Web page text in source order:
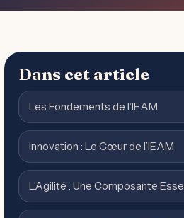
Dans cet article
Les Fondements de l’IEAM
Innovation : Le Cœur de l’IEAM
L’Agilité : Une Composante